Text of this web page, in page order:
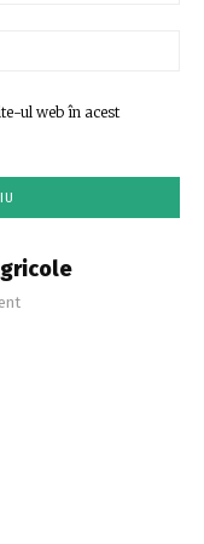
ul web în acest